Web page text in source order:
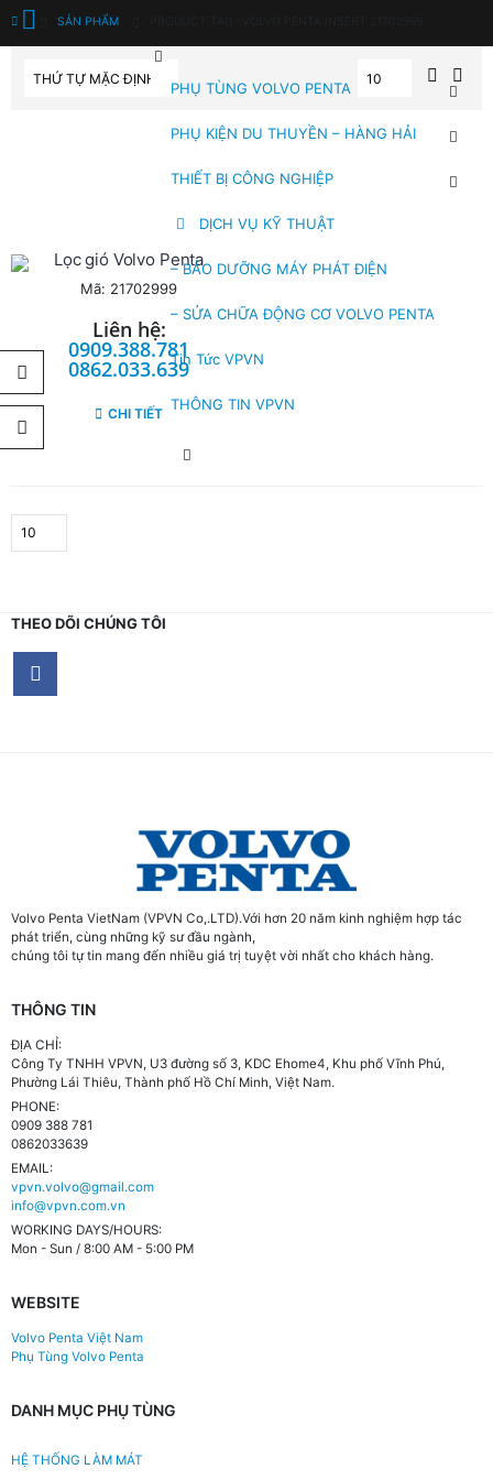
PHỤ TÙNG VOLVO PENTA
PHỤ KIỆN DU THUYỀN – HÀNG HẢI
THIẾT BỊ CÔNG NGHIỆP
DỊCH VỤ KỸ THUẬT
– BẢO DƯỠNG MÁY PHÁT ĐIỆN
– SỬA CHỮA ĐỘNG CƠ VOLVO PENTA
Tin Tức VPVN
THÔNG TIN VPVN
SẢN PHẨM
Lọc gió Volvo Penta
Mã: 21702999
Liên hệ:
0909.388.781
0862.033.639
CHI TIẾT
THEO DÕI CHÚNG TÔI
Volvo Penta VietNam (VPVN Co,.LTD).Với hơn 20 năm kinh nghiệm hợp tác
phát triển, cùng những kỹ sư đầu ngành,
chúng tôi tự tin mang đến nhiều giá trị tuyệt vời nhất cho khách hàng.
THÔNG TIN
ĐỊA CHỈ:
Công Ty TNHH VPVN, U3 đường số 3, KDC Ehome4, Khu phố Vĩnh Phú,
Phường Lái Thiêu, Thành phố Hồ Chí Minh, Việt Nam.
PHONE:
0909 388 781
0862033639
EMAIL:
vpvn.volvo@gmail.com
info@vpvn.com.vn
WORKING DAYS/HOURS:
Mon - Sun / 8:00 AM - 5:00 PM
WEBSITE
Volvo Penta Việt Nam
Phụ Tùng Volvo Penta
DANH MỤC PHỤ TÙNG
HỆ THỐNG LÀM MÁT